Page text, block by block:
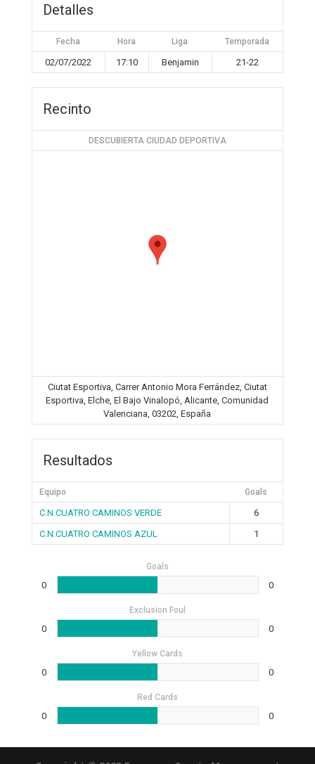
Detalles
Fecha Hora Liga Temporada
02/07/2022 17:10 Benjamin 21-22
Recinto
DESCUBIERTA CIUDAD DEPORTIVA
Ciutat Esportiva, Carrer Antonio Mora Ferrández, Ciutat
Esportiva, Elche, El Bajo Vinalopó, Alicante, Comunidad
Valenciana, 03202, España
Resultados
Equipo Goals
C.N.CUATRO CAMINOS VERDE
6
C.N.CUATRO CAMINOS AZUL
1
Goals
0 0
Exclusion Foul
0 0
Yellow Cards
0 0
Red Cards
0 0